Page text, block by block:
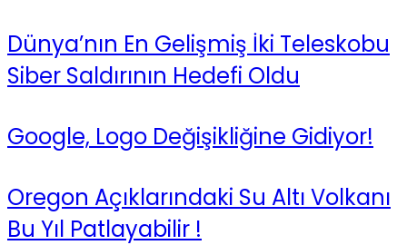
Dünya’nın En Gelişmiş İki Teleskobu
Siber Saldırının Hedefi Oldu
Google, Logo Değişikliğine Gidiyor!
Oregon Açıklarındaki Su Altı Volkanı
Bu Yıl Patlayabilir !